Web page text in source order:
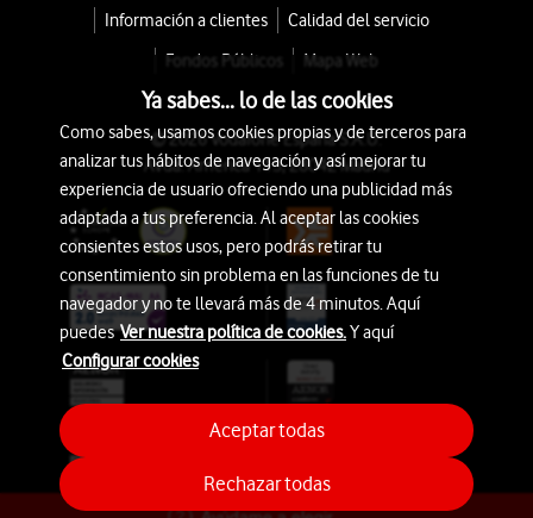
Información a clientes
Calidad del servicio
Fondos Públicos
Mapa Web
© 2026 Vodafone España S.A.U.
Avda. América 115, 28042 Madrid
Ya sabes... lo de las cookies
Como sabes, usamos cookies propias y de terceros para
analizar tus hábitos de navegación y así mejorar tu
experiencia de usuario ofreciendo una publicidad más
adaptada a tus preferencia. Al aceptar las cookies
consientes estos usos, pero podrás retirar tu
consentimiento sin problema en las funciones de tu
navegador y no te llevará más de 4 minutos. Aquí
puedesVer nuestra política de cookies.Y aquí
Configurar cookies
Rechazar todas
Aceptar todas